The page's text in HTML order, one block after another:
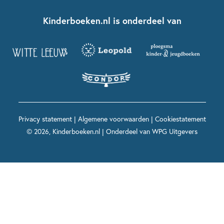
Kinderboeken diversiteit
Grappige kinderboeken
Spannende kinderboeken
Boekentips 12+ jaar
Voor volwassenen
Spekkie en Sproet
Maxi & Helium
Voor het onderwijs
Kinderboeken.nl is onderdeel van
Privacy statement| Algemene voorwaarden| Cookiestatement
© 2026, Kinderboeken.nl | Onderdeel van WPG Uitgevers